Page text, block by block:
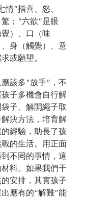
情”指喜、怒、
；“六欲”是眼
覺）、口（味
身（觸覺）、意
或願望。
該多“放手”，不
子多機會自行解
子、解開繩子取
決方法，培育解
經驗，助長了孩
的生活。用正面
不同的事情，這
料。如果我們干
安排，其實孩子
應有的“解難”能